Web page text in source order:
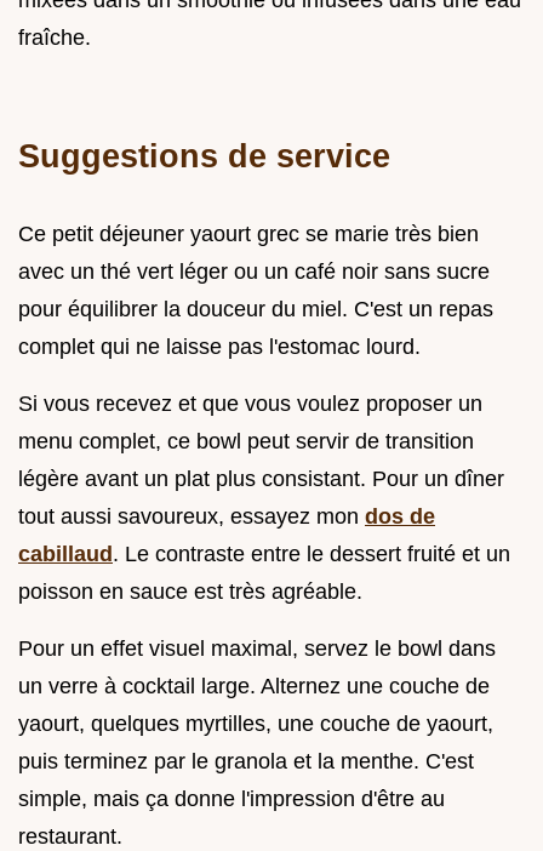
fraîche.
Suggestions de service
Ce petit déjeuner yaourt grec se marie très bien
avec un thé vert léger ou un café noir sans sucre
pour équilibrer la douceur du miel. C'est un repas
complet qui ne laisse pas l'estomac lourd.
Si vous recevez et que vous voulez proposer un
menu complet, ce bowl peut servir de transition
légère avant un plat plus consistant. Pour un dîner
tout aussi savoureux, essayez mon dos de
cabillaud . Le contraste entre le dessert fruité et un
poisson en sauce est très agréable.
Pour un effet visuel maximal, servez le bowl dans
un verre à cocktail large. Alternez une couche de
yaourt, quelques myrtilles, une couche de yaourt,
puis terminez par le granola et la menthe. C'est
simple, mais ça donne l'impression d'être au
restaurant.